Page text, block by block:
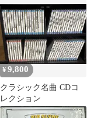
¥9,800
クラシック名曲 CDコ
レクション